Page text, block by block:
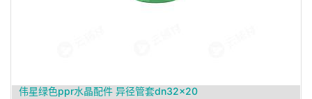
伟星绿色ppr水晶配件 异径管套dn32×20